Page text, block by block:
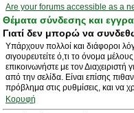
Are your forums accessible as a
Θέματα σύνδεσης και
Γιατί δεν μπορώ να
Υπάρχουν πολλοί και διάφοροι
σιγουρευτείτε ό,τι το όνομα
επικοινωνήστε με τον Διαχειριστή
από την σελίδα. Είναι επίσης
πρόβλημα στις ρυθμίσεις, και να
Κορυφή